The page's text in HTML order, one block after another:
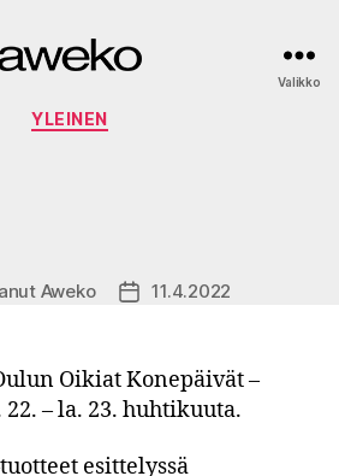
Valikko
Kategoriat
YLEINEN
Aweko Julkaisupäivämäärä
11.4.2022
Oikiat Konepäivät –
– la. 23. huhtikuuta.
esittelyssä